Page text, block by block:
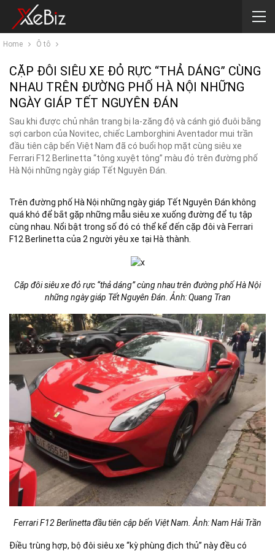
Home Ô tô
CẶP ĐÔI SIÊU XE ĐỎ RỰC “THẢ DÁNG” CÙNG
NHAU TRÊN ĐƯỜNG PHỐ HÀ NỘI NHỮNG
NGÀY GIÁP TẾT NGUYÊN ĐÁN
Sau khi được chủ nhân trang bị la-zăng độ và cánh gió đuôi bằng
sợi carbon của Novitec, chiếc Lamborghini Aventador mui trần
đầu tiên cập bến Việt Nam đã có buổi họp mặt cùng siêu xe
Ferrari F12 Berlinetta “tông xuyệt tông” màu đỏ trên đường phố
Hà Nội những ngày giáp Tết Nguyên Đán.
Trên đường phố Hà Nội những ngày giáp Tết Nguyên Đán không
quá khó để bắt gặp những mẫu siêu xe xuống đường để tụ tập
cùng nhau. Nổi bật trong số đó có thể kể đến cặp đôi và Ferrari
F12 Berlinetta của 2 người yêu xe tại Hà thành.
Cặp đôi siêu xe đỏ rực “thả dáng” cùng nhau trên đường phố Hà Nội
những ngày giáp Tết Nguyên Đán. Ảnh: Quang Tran
Ferrari F12 Berlinetta đầu tiên cập bến Việt Nam. Ảnh: Nam Hải Trần
Điều trùng hợp, bộ đôi siêu xe “kỳ phùng địch thủ” này đều có